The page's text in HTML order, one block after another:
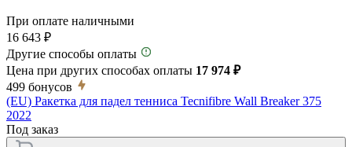
При оплате наличными
16 643 ₽
Другие способы оплаты
Цена при других способах оплаты 17 974 ₽
499 бонусов
(EU) Ракетка для падел тенниса Tecnifibre Wall Breaker 375
2022
Под заказ